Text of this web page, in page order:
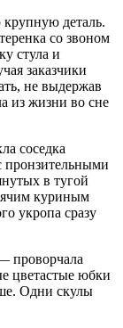
деталь.
со звоном
стула и
заказчики
не выдержав
из жизни во сне
соседка
в тугой
куриным
укропа сразу
проворчала
цветастые юбки
Одни скулы